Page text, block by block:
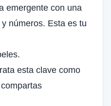
emergente con una
números. Esta es tu
esta clave como